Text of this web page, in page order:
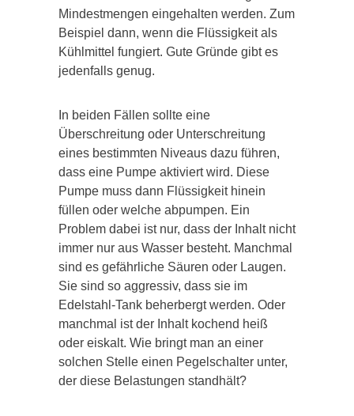
Mindestmengen eingehalten werden. Zum
Beispiel dann, wenn die Flüssigkeit als
Kühlmittel fungiert. Gute Gründe gibt es
jedenfalls genug.
In beiden Fällen sollte eine
Überschreitung oder Unterschreitung
eines bestimmten Niveaus dazu führen,
dass eine Pumpe aktiviert wird. Diese
Pumpe muss dann Flüssigkeit hinein
füllen oder welche abpumpen. Ein
Problem dabei ist nur, dass der Inhalt nicht
immer nur aus Wasser besteht. Manchmal
sind es gefährliche Säuren oder Laugen.
Sie sind so aggressiv, dass sie im
Edelstahl-Tank beherbergt werden. Oder
manchmal ist der Inhalt kochend heiß
oder eiskalt. Wie bringt man an einer
solchen Stelle einen Pegelschalter unter,
der diese Belastungen standhält?